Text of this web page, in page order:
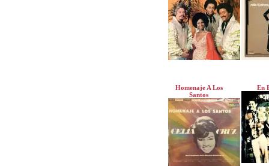
Homenaje A Los
Santos
En